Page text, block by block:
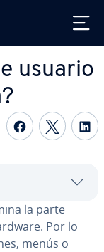
usuario
Compartir
la parte
Por lo
menús o